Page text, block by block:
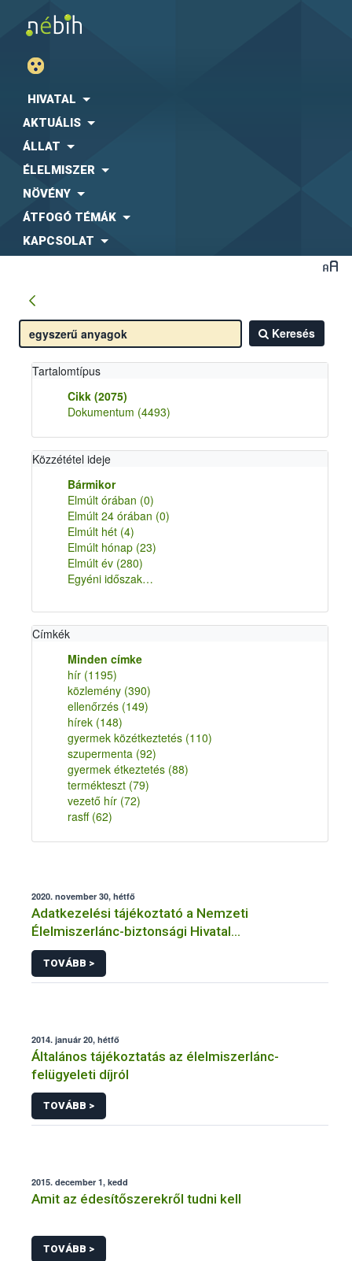
HIVATAL
AKTUÁLIS
ÁLLAT
ÉLELMISZER
NÖVÉNY
ÁTFOGÓ TÉMÁK
KAPCSOLAT
Keresés
Tartalomtípus
Cikk (2075)
Dokumentum (4493)
Közzététel ideje
Bármikor
Elmúlt órában (0)
Elmúlt 24 órában (0)
Elmúlt hét (4)
Elmúlt hónap (23)
Elmúlt év (280)
Egyéni időszak…
Címkék
Minden címke
hír (1195)
közlemény (390)
ellenőrzés (149)
hírek (148)
gyermek közétkeztetés (110)
szupermenta (92)
gyermek étkeztetés (88)
termékteszt (79)
vezető hír (72)
rasff (62)
2020. november 30, hétfő
Adatkezelési tájékoztató a Nemzeti
Élelmiszerlánc-biztonsági Hivatal
Állatgyógyászati Termékek Igazgatósága
közhatalmi eljárásaihoz kapcsolódó
adatkezeléséhez
TOVÁBB >
2014. január 20, hétfő
Általános tájékoztatás az élelmiszerlánc-
felügyeleti díjról
TOVÁBB >
2015. december 1, kedd
Amit az édesítőszerekről tudni kell
TOVÁBB >